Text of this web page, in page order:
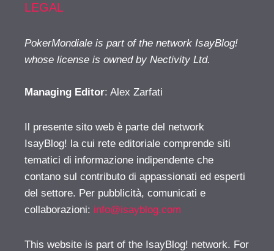
LEGAL
PokerMondiale is part of the network IsayBlog!
whose license is owned by Nectivity Ltd.
Managing Editor: Alex Zarfati
Il presente sito web è parte del network
IsayBlog! la cui rete editoriale comprende siti
tematici di informazione indipendente che
contano sul contributo di appassionati ed esperti
del settore. Per pubblicità, comunicati e
collaborazioni: info@isayblog.com
This website is part of the IsayBlog! network. For